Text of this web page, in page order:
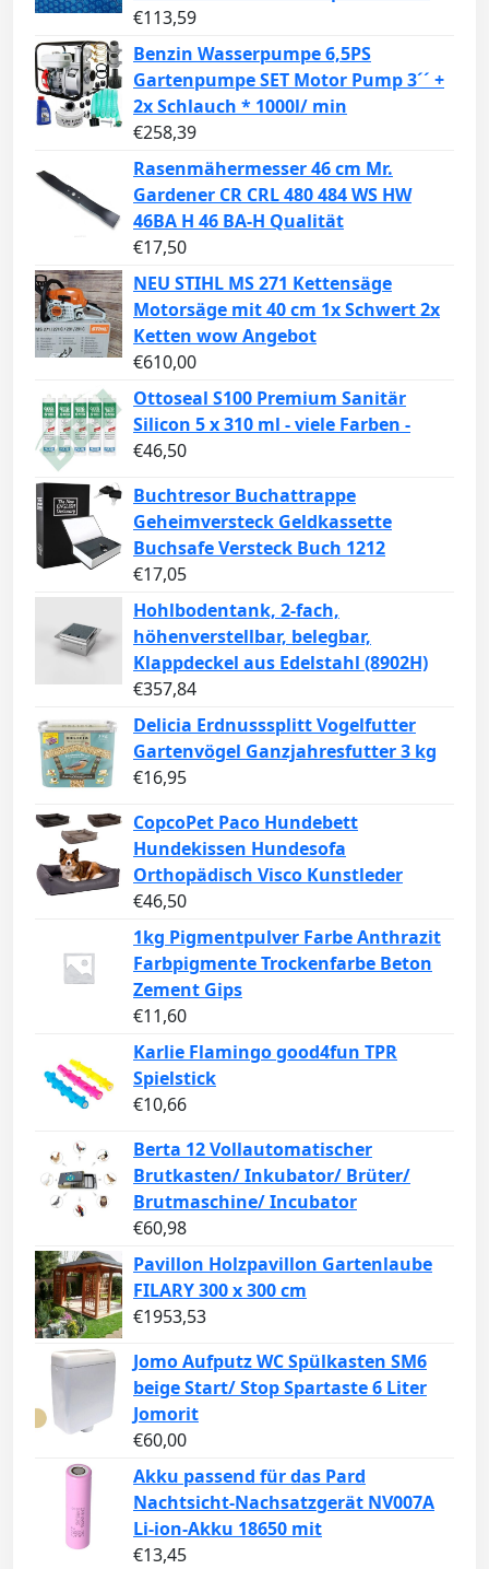
€113,59
Benzin Wasserpumpe 6,5PS
Gartenpumpe SET Motor Pump 3´´ +
2x Schlauch * 1000l/ min
€258,39
Rasenmähermesser 46 cm Mr.
Gardener CR CRL 480 484 WS HW
46BA H 46 BA-H Qualität
€17,50
NEU STIHL MS 271 Kettensäge
Motorsäge mit 40 cm 1x Schwert 2x
Ketten wow Angebot
€610,00
Ottoseal S100 Premium Sanitär
Silicon 5 x 310 ml - viele Farben -
€46,50
Buchtresor Buchattrappe
Geheimversteck Geldkassette
Buchsafe Versteck Buch 1212
€17,05
Hohlbodentank, 2-fach,
höhenverstellbar, belegbar,
Klappdeckel aus Edelstahl (8902H)
€357,84
Delicia Erdnusssplitt Vogelfutter
Gartenvögel Ganzjahresfutter 3 kg
€16,95
CopcoPet Paco Hundebett
Hundekissen Hundesofa
Orthopädisch Visco Kunstleder
€46,50
1kg Pigmentpulver Farbe Anthrazit
Farbpigmente Trockenfarbe Beton
Zement Gips
€11,60
Karlie Flamingo good4fun TPR
Spielstick
€10,66
Berta 12 Vollautomatischer
Brutkasten/ Inkubator/ Brüter/
Brutmaschine/ Incubator
€60,98
Pavillon Holzpavillon Gartenlaube
FILARY 300 x 300 cm
€1953,53
Jomo Aufputz WC Spülkasten SM6
beige Start/ Stop Spartaste 6 Liter
Jomorit
€60,00
Akku passend für das Pard
Nachtsicht-Nachsatzgerät NV007A
Li-ion-Akku 18650 mit
€13,45